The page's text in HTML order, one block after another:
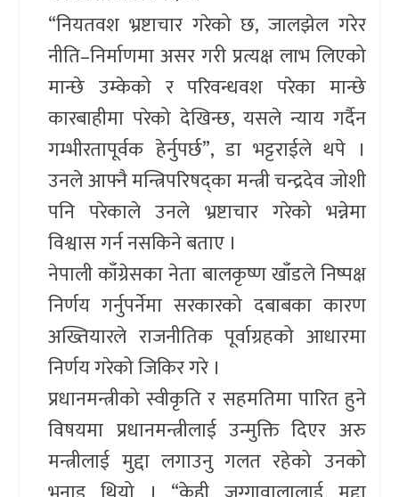
“नियतवश भ्रष्टाचार गरेको छ, जालझेल गरेर
नीति–निर्माणमा असर गरी प्रत्यक्ष लाभ लिएको
मान्छे उम्केको र परिवन्धवश परेका मान्छे
कारबाहीमा परेको देखिन्छ, यसले न्याय गर्दैन
गम्भीरतापूर्वक हेर्नुपर्छ”, डा भट्टराईले थपे ।
उनले आफ्नै मन्त्रिपरिषद्का मन्त्री चन्द्रदेव जोशी
पनि परेकाले उनले भ्रष्टाचार गरेको भन्नेमा
विश्वास गर्न नसकिने बताए ।
नेपाली काँग्रेसका नेता बालकृष्ण खाँडले निष्पक्ष
निर्णय गर्नुपर्नेमा सरकारको दबाबका कारण
अख्तियारले राजनीतिक पूर्वाग्रहको आधारमा
निर्णय गरेको जिकिर गरे ।
प्रधानमन्त्रीको स्वीकृति र सहमतिमा पारित हुने
विषयमा प्रधानमन्त्रीलाई उन्मुक्ति दिएर अरु
मन्त्रीलाई मुद्दा लगाउनु गलत रहेको उनको